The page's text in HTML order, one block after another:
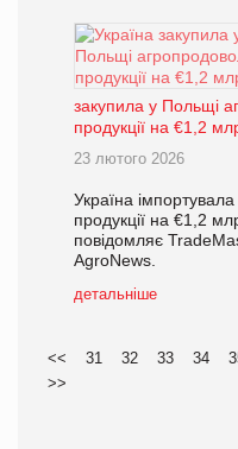
закупила у Польщі
продукції на €1,2
23 лютого 2026
Україна
продукції на €1,2
повідомляє
AgroNews.
детальніше
<< 31 32 33 34
>>